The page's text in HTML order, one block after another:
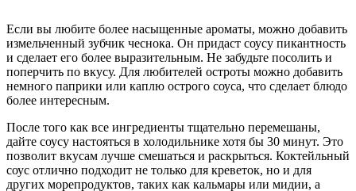
Если вы любите более насыщенные ароматы, можно добавить
измельченный зубчик чеснока. Он придаст соусу пикантность
и сделает его более выразительным. Не забудьте посолить и
поперчить по вкусу. Для любителей остроты можно добавить
немного паприки или каплю острого соуса, что сделает блюдо
более интересным.
После того как все ингредиенты тщательно перемешаны,
дайте соусу настояться в холодильнике хотя бы 30 минут. Это
позволит вкусам лучше смешаться и раскрыться. Коктейльный
соус отлично подходит не только для креветок, но и для
других морепродуктов, таких как кальмары или мидии, а